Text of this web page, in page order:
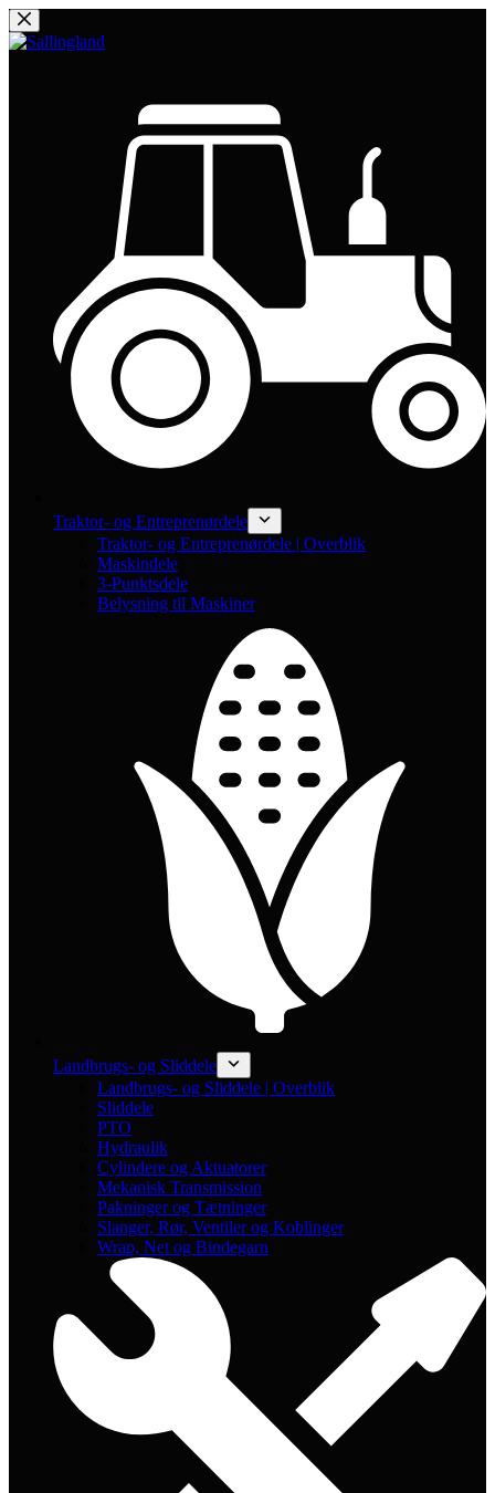
Traktor- og Entreprenørdele
Traktor- og Entreprenørdele | Overblik
Maskindele
3-Punktsdele
Belysning til Maskiner
Landbrugs- og Sliddele
Landbrugs- og Sliddele | Overblik
Sliddele
PTO
Hydraulik
Cylindere og Aktuatorer
Mekanisk Transmission
Pakninger og Tætninger
Slanger, Rør, Ventiler og Koblinger
Wrap, Net og Bindegarn